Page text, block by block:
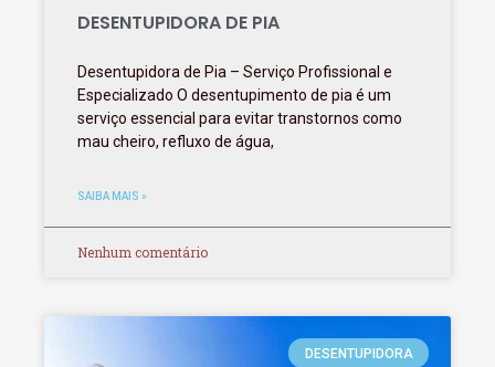
DESENTUPIDORA DE PIA
Desentupidora de Pia – Serviço Profissional e
Especializado O desentupimento de pia é um
serviço essencial para evitar transtornos como
mau cheiro, refluxo de água,
SAIBA MAIS »
Nenhum comentário
DESENTUPIDORA